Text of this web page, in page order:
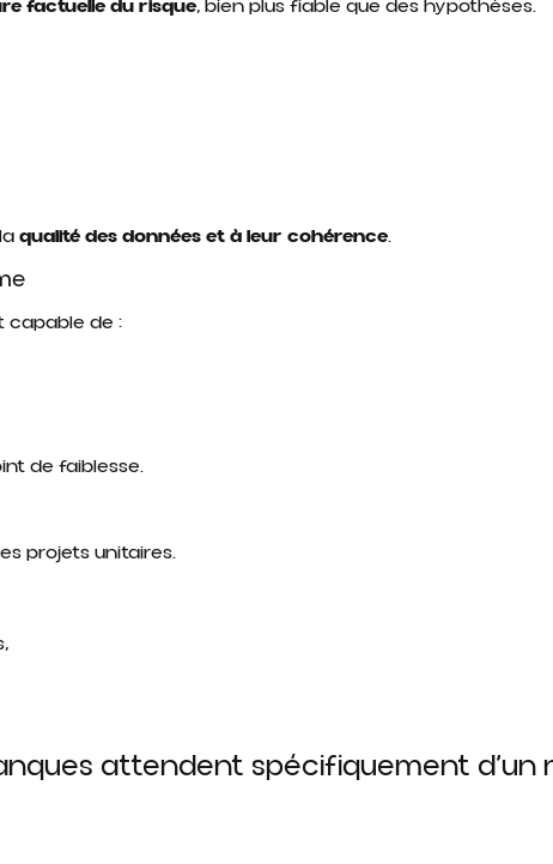
factuelle du risque, bien plus fiable que des hypothèses.
qualité des données et à leur cohérence.
capable de :
de faiblesse.
projets unitaires.
attendent spécifiquement d’un